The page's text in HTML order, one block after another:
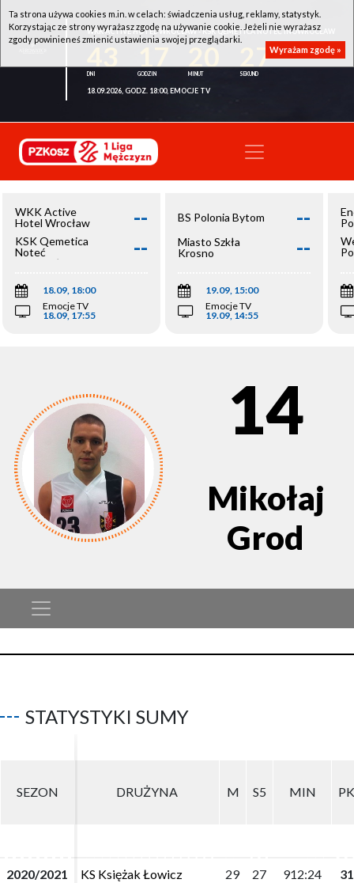
WKK ACTIVE HOTEL WROCŁAW - KSK QEMETICA NOTEĆ INOWROCŁAW
26
18.09.2026, GODZ. 18:00, EMOCJE TV
WKK Active
Hotel Wrocław
--
KSK Qemetica
Noteć
Inowrocław
--
18.09, 18:00
Emocje TV
18.09, 17:55
BS Polonia Bytom --
Miasto Szkła
Krosno
--
19.09, 15:00
Emocje TV
19.09, 14:55
14
Mikołaj
Grod
STATYSTYKI SUMY
SEZON DRUŻYNA M S5 MIN
2020/2021 KS Księżak Łowicz 29 27 912:24
SEZON DRUŻYNA M S5 MIN
2020/2021 KS Księżak Łowicz 29 27 912:24
Ta strona używa cookies m.in. w celach: świadczenia usług, reklamy, statystyk.
Korzystając ze strony wyrażasz zgodę na używanie cookie. Jeżeli nie wyrażasz
zgody powinieneś zmienić ustawienia swojej przeglądarki.
Wyrażam zgodę »